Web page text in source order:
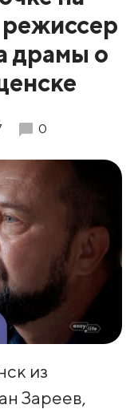
режиссер
драмы о
0
из
Зареев,